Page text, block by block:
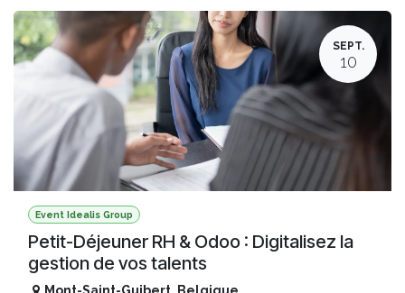
SEPT.
10
Event Idealis Group
Petit-Déjeuner RH & Odoo : Digitalisez la
gestion de vos talents
Mont-Saint-Guibert, Belgique